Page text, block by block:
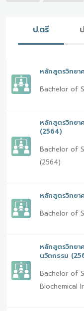
ป.ตรี
หลักสูตรวิทยา
Bachelor of
หลักสูตรวิทยา
(2564)
Bachelor of
(2564)
หลักสูตรวิทยา
Bachelor of
หลักสูตรวิทยา
นวัตกรรม
Bachelor of
Biochemical